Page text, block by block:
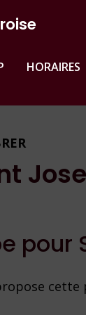
HORAIRES
pour
cette